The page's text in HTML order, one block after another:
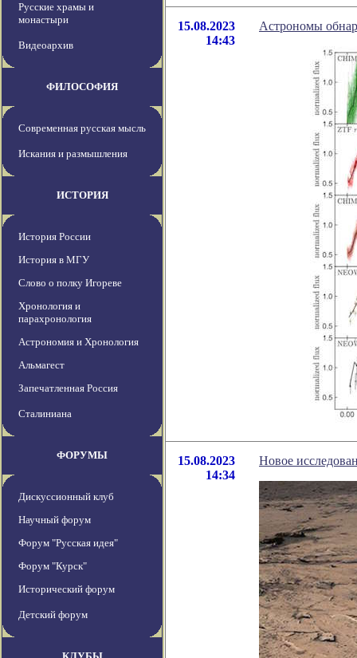
Русские храмы и
монастыри
Видеоархив
ФИЛОСОФИЯ
Современная русская мысль
Искания и размышления
ИСТОРИЯ
История России
История в МГУ
Слово о полку Игореве
Хронология и
парахронология
Астрономия и Хронология
Альмагест
Запечатленная Россия
Сталиниана
ФОРУМЫ
Дискуссионный клуб
Научный форум
Форум "Русская идея"
Форум "Курск"
Исторический форум
Детский форум
15.08.2023
14:43
Астрономы
15.08.2023
14:34
Новое